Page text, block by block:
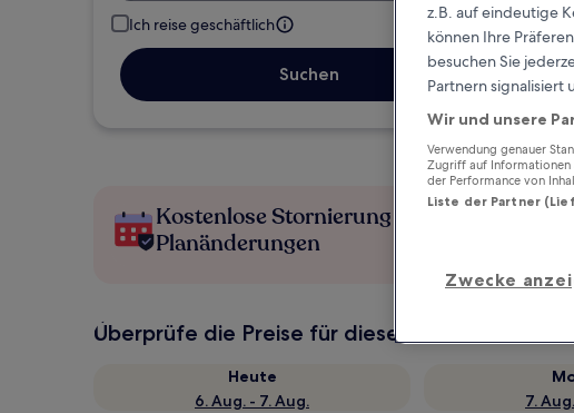
Ich reise geschäftlich
Suchen
Kostenlose Stornierung bei
Planänderungen
Überprüfe die Preise für diese Daten
Heute
6. Aug. - 7. Aug.
7.
z.B. auf eindeutige
können Ihre
besuchen Sie
Partnern signalisiert
Wir und unsere
Verwendung genauer
Zugriff auf Informationen
der Performance von
Liste der Partner
Zwecke